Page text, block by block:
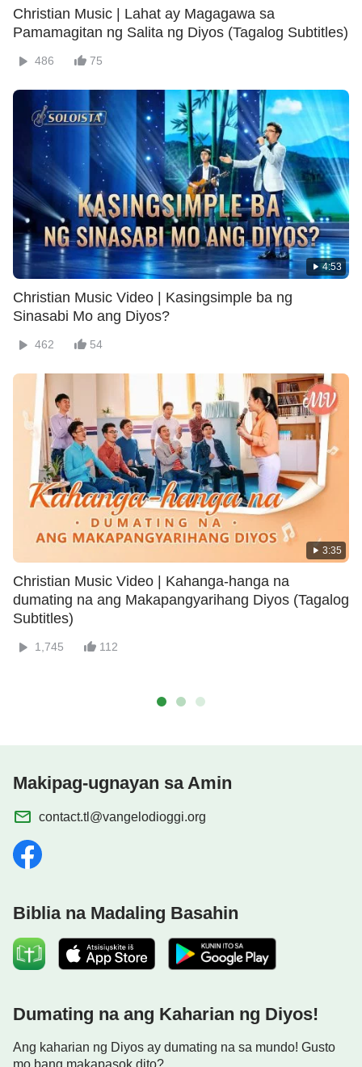
Christian Music | Lahat ay Magagawa sa
Pamamagitan ng Salita ng Diyos (Tagalog Subtitles)
486 75
4:53
Christian Music Video | Kasingsimple ba ng
Sinasabi Mo ang Diyos?
462 54
3:35
Christian Music Video | Kahanga-hanga na
dumating na ang Makapangyarihang Diyos (Tagalog
Subtitles)
1,745 112
Makipag-ugnayan sa Amin
contact.tl@vangelodioggi.org
Biblia na Madaling Basahin
Dumating na ang Kaharian ng Diyos!
Ang kaharian ng Diyos ay dumating na sa mundo! Gusto
mo bang makapasok dito?